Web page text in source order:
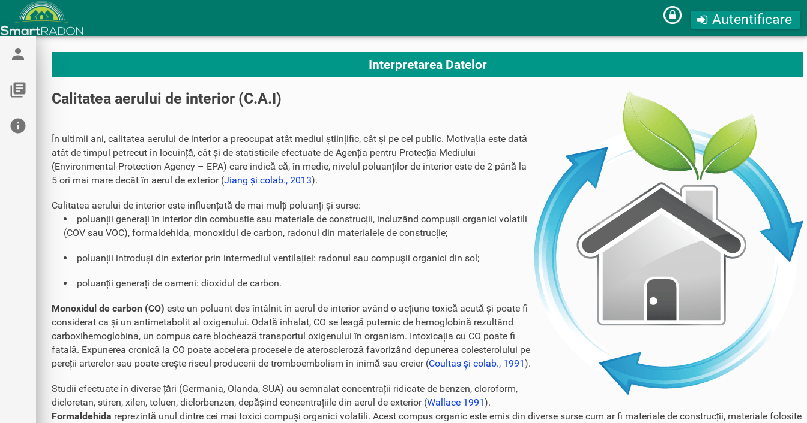
Autentificare
person
library_books
info
Interpretarea Datelor
Calitatea aerului de interior (C.A.I)
În ultimii ani, calitatea aerului de interior a preocupat atât mediul științific, cât și pe cel public. Motivația este dată
atât de timpul petrecut în locuință, cât și de statisticile efectuate de Agenția pentru Protecția Mediului
(Environmental Protection Agency – EPA) care indică că, în medie, nivelul poluanților de interior este de 2 până la
5 ori mai mare decât în aerul de exterior (Jiang și colab., 2013).
Calitatea aerului de interior este influențată de mai mulți poluanți și surse:
poluanții generați în interior din combustie sau materiale de construcții, incluzând compușii organici volatili
(COV sau VOC), formaldehida, monoxidul de carbon, radonul din materialele de construcție;
poluanții introduși din exterior prin intermediul ventilației: radonul sau compuşii organici din sol;
poluanții generați de oameni: dioxidul de carbon.
Monoxidul de carbon (CO) este un poluant des întâlnit în aerul de interior având o acțiune toxică acută și poate fi
considerat ca și un antimetabolit al oxigenului. Odată inhalat, CO se leagă puternic de hemoglobină rezultând
carboxihemoglobina, un compus care blochează transportul oxigenului în organism. Intoxicația cu CO poate fi
fatală. Expunerea cronică la CO poate accelera procesele de ateroscleroză favorizând depunerea colesterolului pe
pereții arterelor sau poate crește riscul producerii de tromboembolism în inimă sau creier (Coultas și colab., 1991).
Studii efectuate în diverse țări (Germania, Olanda, SUA) au semnalat concentrații ridicate de benzen, cloroform,
dicloretan, stiren, xilen, toluen, diclorbenzen, depășind concentrațiile din aerul de exterior (Wallace 1991).
Formaldehida reprezintă unul dintre cei mai toxici compuși organici volatili. Acest compus organic este emis din diverse surse cum ar fi materiale de construcții, materiale folosite